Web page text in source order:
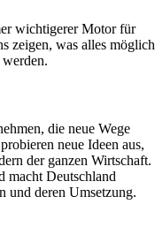
wichtigerer Motor für
zeigen, was alles möglich
die neue Wege
neue Ideen aus,
der ganzen Wirtschaft.
macht Deutschland
und deren Umsetzung.